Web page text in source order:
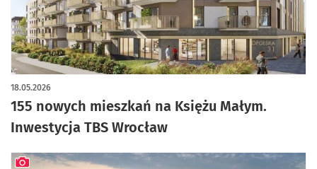
155 nowych mieszkań na Księżu Małym.
Inwestycja TBS Wrocław
18.05.2026
artykuł z galerią zdjęć